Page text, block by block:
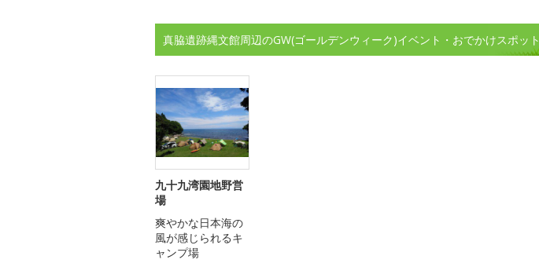
真脇遺跡縄文館周辺のGW(ゴールデンウィーク)イベント・おでかけスポット
九十九湾園地野営
場
爽やかな日本海の
風が感じられるキ
ャンプ場